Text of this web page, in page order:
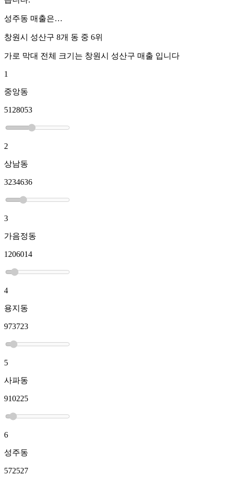
성주동 매출은…
창원시 성산구 8개 동 중 6위
가로 막대 전체 크기는 창원시 성산구 매출 입니다
1
중앙동
5128053
2
상남동
3234636
3
가음정동
1206014
4
용지동
973723
5
사파동
910225
6
성주동
572527